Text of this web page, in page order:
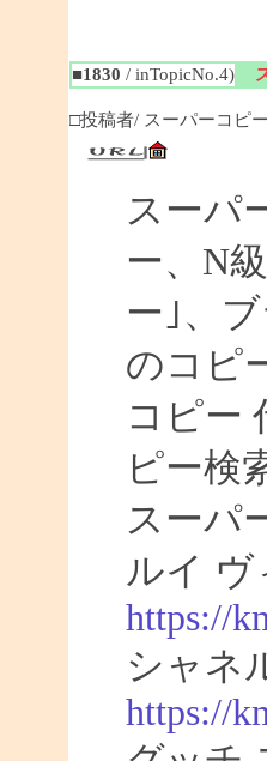
■1830 / inTopicNo.4)
□投稿者/ スーパーコピー
スーパ
ー、N
ー｣、
のコピ
コピー
ピー検
スーパ
ルイ ヴ
https://
シャネ
https://